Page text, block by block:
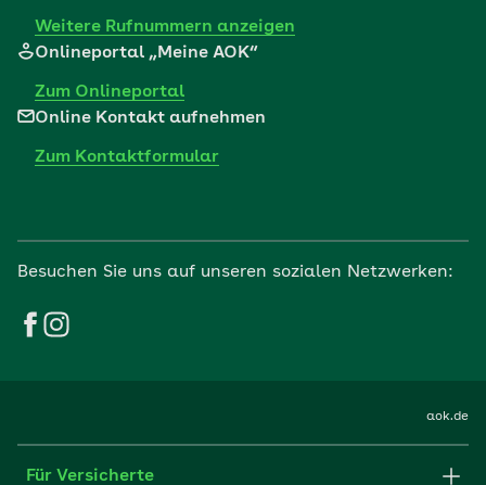
Weitere Rufnummern anzeigen
Onlineportal „Meine AOK“
Zum Onlineportal
Online Kontakt aufnehmen
Zum Kontaktformular
Besuchen Sie uns auf unseren sozialen Netzwerken:
aok.de
Für Versicherte